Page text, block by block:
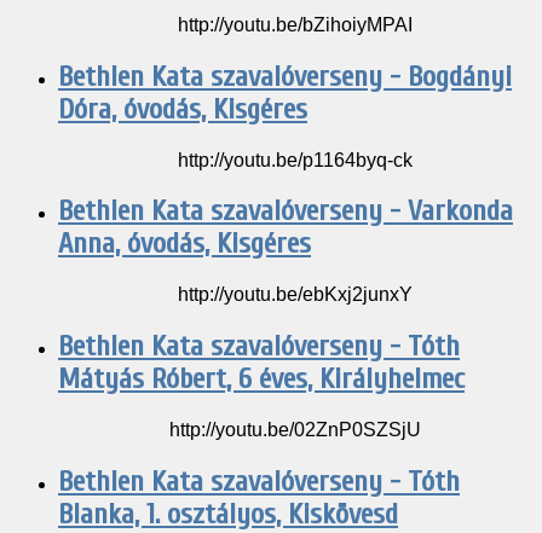
http://youtu.be/bZihoiyMPAI
Bethlen Kata szavalóverseny - Bogdányi
Dóra, óvodás, Kisgéres
http://youtu.be/p1164byq-ck
Bethlen Kata szavalóverseny - Varkonda
Anna, óvodás, Kisgéres
http://youtu.be/ebKxj2junxY
Bethlen Kata szavalóverseny - Tóth
Mátyás Róbert, 6 éves, Királyhelmec
http://youtu.be/02ZnP0SZSjU
Bethlen Kata szavalóverseny - Tóth
Blanka, 1. osztályos, Kiskövesd